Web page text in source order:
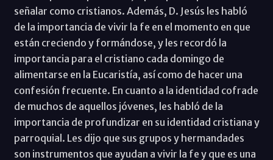
señalar como cristianos. Además, D. Jesús les habló
de la importancia de vivir la fe en el momento en que
están creciendo y formándose, y les recordó la
importancia para el cristiano cada domingo de
alimentarse en la Eucaristía, así como de hacer una
confesión frecuente. En cuanto a la identidad cofrade
de muchos de aquellos jóvenes, les habló de la
importancia de profundizar en su identidad cristiana y
parroquial. Les dijo que sus grupos y hermandades
son instrumentos que ayudan a vivir la fe y que es una